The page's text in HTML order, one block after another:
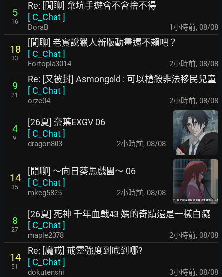
5
16
Re: [閒聊] 棄坑手遊會不會捨不得
[ C_Chat]
DoraB 1小時前, 08/08
18
33
[閒聊] 老實說獵人新版動畫還不賴吧？
[ C_Chat]
Fortopia3014 2小時前, 08/08
9
21
Re: [又被封] Asmongold : 可以槍殺非法移民兒童
[ C_Chat]
orze04 2小時前, 08/08
4
9
[26夏] 奈葉EXGV 06
[ C_Chat]
dragon803 2小時前, 08/08
14
35
[閒聊] ～向日葵馬戲團～ 06
[ C_Chat]
mkcg5825 2小時前, 08/08
8
27
[26夏] 死神 千年血戰43 媽的奇蹟還是一樣白癡
[ C_Chat]
maple2378 2小時前, 08/08
14
51
Re: [魔戒] 戒靈強度到底到哪?
[ C_Chat]
dokutenshi 3小時前, 08/08